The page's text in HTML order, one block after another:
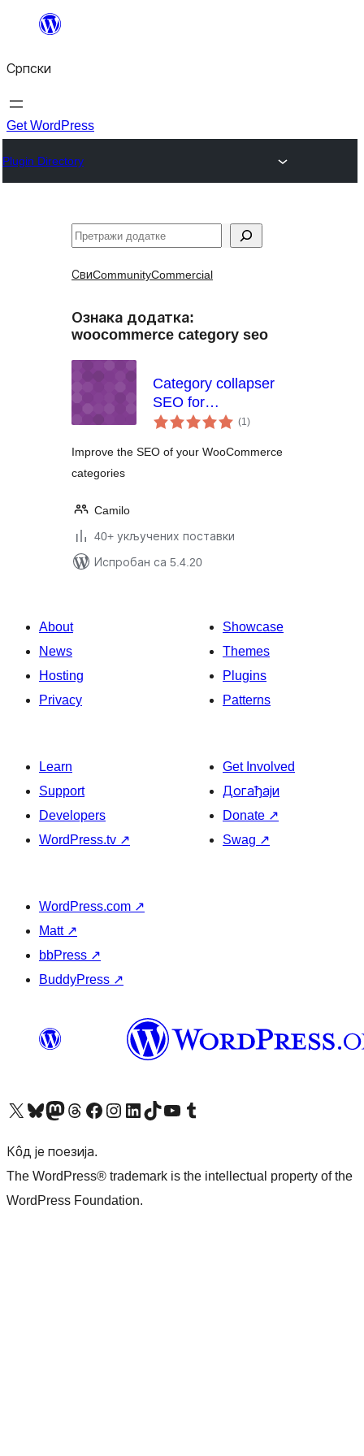
Скочи
садржај
Српски
Get WordPress
Plugin Directory
Претрага
СвиCommunityCommercial
Ознака додатка:
woocommerce category seo
Category collapser
SEO for
WooCommerce
(1укупних
оцена
)
Improve the SEO of your WooCommerce
categories
Camilo
40+ укључених поставки
Испробан са 5.4.20
About
News
Hosting
Privacy
Showcase
Themes
Plugins
Patterns
Learn
Support
Developers
WordPress.tv ↗
Get Involved
Догађаји
Donate ↗
Swag ↗
WordPress.com ↗
Matt ↗
bbPress ↗
BuddyPress ↗
Visit our X (formerly Twitter) account
Посетите наш Bluesky налог
Visit our Mastodon account
Посетите наш налог на Threads-у Visit our Facebook pageПосетите наш Инстаграм налог
Visit our LinkedIn account
Посетите наш TikTok налог
Visit our YouTube channel
Посетите наш Tumblr налог
Кôд је поезија.
The WordPress® trademark is the intellectual property of the
WordPress Foundation.